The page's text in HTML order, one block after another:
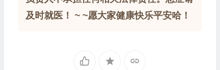
及时就医！ ~ ~愿大家健康快乐平安哈！